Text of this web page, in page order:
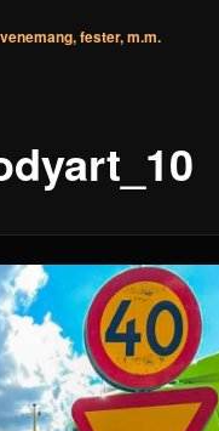
fester, m.m.